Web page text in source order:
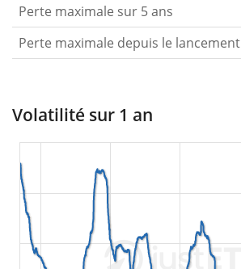
Perte maximale sur 5 ans
Perte maximale depuis le lancement
Volatilité sur 1 an